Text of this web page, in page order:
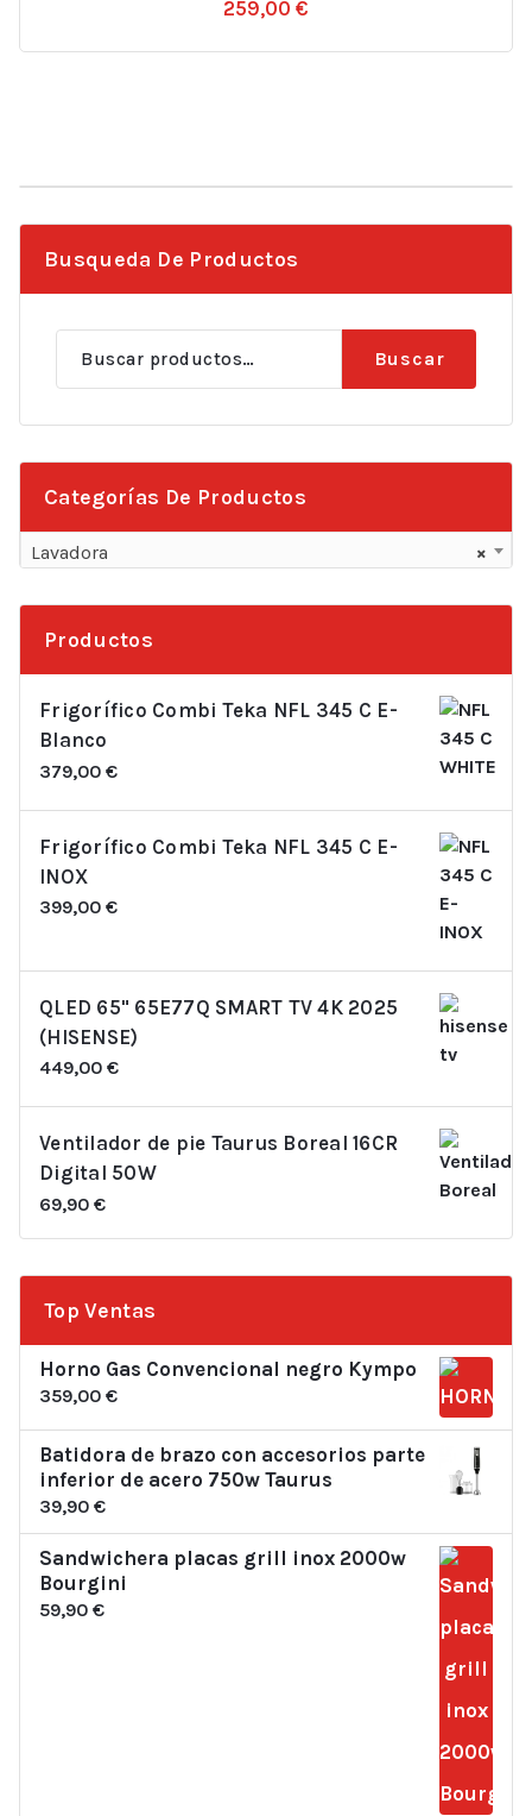
259,00 €
Busqueda De Productos
Buscar
Buscar
Categorías De Productos
×
Lavadora
Productos
Frigorífico Combi Teka NFL 345 C E-
Blanco
379,00 €
Frigorífico Combi Teka NFL 345 C E-
INOX
399,00 €
QLED 65" 65E77Q SMART TV 4K 2025
(HISENSE)
449,00 €
Ventilador de pie Taurus Boreal 16CR
Digital 50W
69,90 €
Top Ventas
Horno Gas Convencional negro Kympo
359,00 €
Batidora de brazo con accesorios parte
inferior de acero 750w Taurus
39,90 €
Sandwichera placas grill inox 2000w
Bourgini
59,90 €